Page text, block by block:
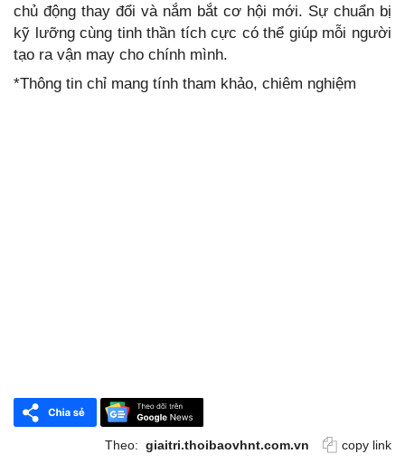
chủ động thay đổi và nắm bắt cơ hội mới. Sự chuẩn bị
kỹ lưỡng cùng tinh thần tích cực có thể giúp mỗi người
tạo ra vận may cho chính mình.
*Thông tin chỉ mang tính tham khảo, chiêm nghiệm
Theo: giaitri.thoibaovhnt.com.vn copy link